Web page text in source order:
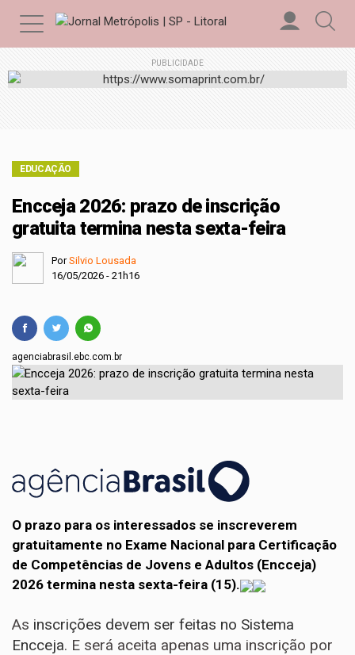
PUBLICIDADE
EDUCAÇÃO
Encceja 2026: prazo de inscrição
gratuita termina nesta sexta-feira
PorSilvio Lousada
16/05/2026 - 21h16
agenciabrasil.ebc.com.br
O prazo para os interessados se inscreverem
gratuitamente no Exame Nacional para Certificação
de Competências de Jovens e Adultos (Encceja)
2026 termina nesta sexta-feira (15).
As inscrições devem ser feitas no Sistema
Encceja. E será aceita apenas uma inscrição por